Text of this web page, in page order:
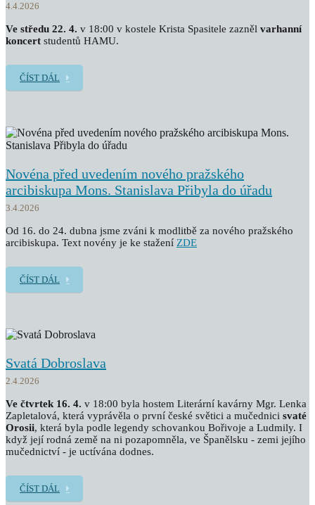
4.4.2026
Ve středu 22. 4. v 18:00 v kostele Krista Spasitele zazněl varhanní
koncert studentů HAMU.
ČÍST DÁL
Novéna před uvedením nového pražského
arcibiskupa Mons. Stanislava Přibyla do úřadu
3.4.2026
Od 16. do 24. dubna jsme zváni k modlitbě za nového pražského
arcibiskupa. Text novény je ke stažení ZDE
ČÍST DÁL
Svatá Dobroslava
2.4.2026
Ve čtvrtek 16. 4. v 18:00 byla hostem Literární kavárny Mgr. Lenka
Zapletalová, která vyprávěla o první české světici a mučednici svaté
Orosii, která byla podle legendy schovankou Bořivoje a Ludmily. I
když její rodná země na ni pozapomněla, ve Španělsku - zemi jejího
mučednictví - je uctívána dodnes.
ČÍST DÁL